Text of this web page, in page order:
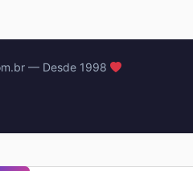
— Desde 1998